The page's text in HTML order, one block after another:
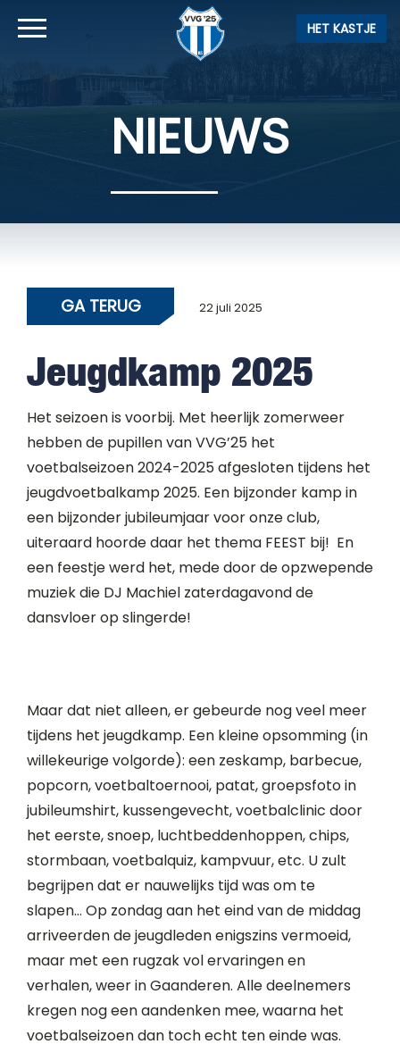
HET KASTJE
NIEUWS
GA TERUG 22 juli 2025
Jeugdkamp 2025
Het seizoen is voorbij. Met heerlijk zomerweer
hebben de pupillen van VVG’25 het
voetbalseizoen 2024-2025 afgesloten tijdens het
jeugdvoetbalkamp 2025. Een bijzonder kamp in
een bijzonder jubileumjaar voor onze club,
uiteraard hoorde daar het thema FEEST bij! En
een feestje werd het, mede door de opzwepende
muziek die DJ Machiel zaterdagavond de
dansvloer op slingerde!
Maar dat niet alleen, er gebeurde nog veel meer
tijdens het jeugdkamp. Een kleine opsomming (in
willekeurige volgorde): een zeskamp, barbecue,
popcorn, voetbaltoernooi, patat, groepsfoto in
jubileumshirt, kussengevecht, voetbalclinic door
het eerste, snoep, luchtbeddenhoppen, chips,
stormbaan, voetbalquiz, kampvuur, etc. U zult
begrijpen dat er nauwelijks tijd was om te
slapen… Op zondag aan het eind van de middag
arriveerden de jeugdleden enigszins vermoeid,
maar met een rugzak vol ervaringen en
verhalen, weer in Gaanderen. Alle deelnemers
kregen nog een aandenken mee, waarna het
voetbalseizoen dan toch echt ten einde was.